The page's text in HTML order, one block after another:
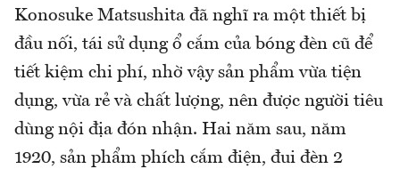
Konosuke Matsushita đã nghĩ ra một thiết bị
đầu nối, tái sử dụng ổ cắm của bóng đèn cũ để
tiết kiệm chi phí, nhờ vậy sản phẩm vừa tiện
dụng, vừa rẻ và chất lượng, nên được người tiêu
dùng nội địa đón nhận. Hai năm sau, năm
1920, sản phẩm phích cắm điện, đui đèn 2